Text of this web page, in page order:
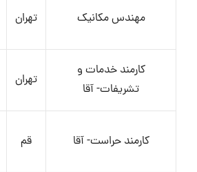
مهندس مکانیک تهران
کارمند خدمات و
تشریفات- آقا
تهران
کارمند حراست- آقا قم